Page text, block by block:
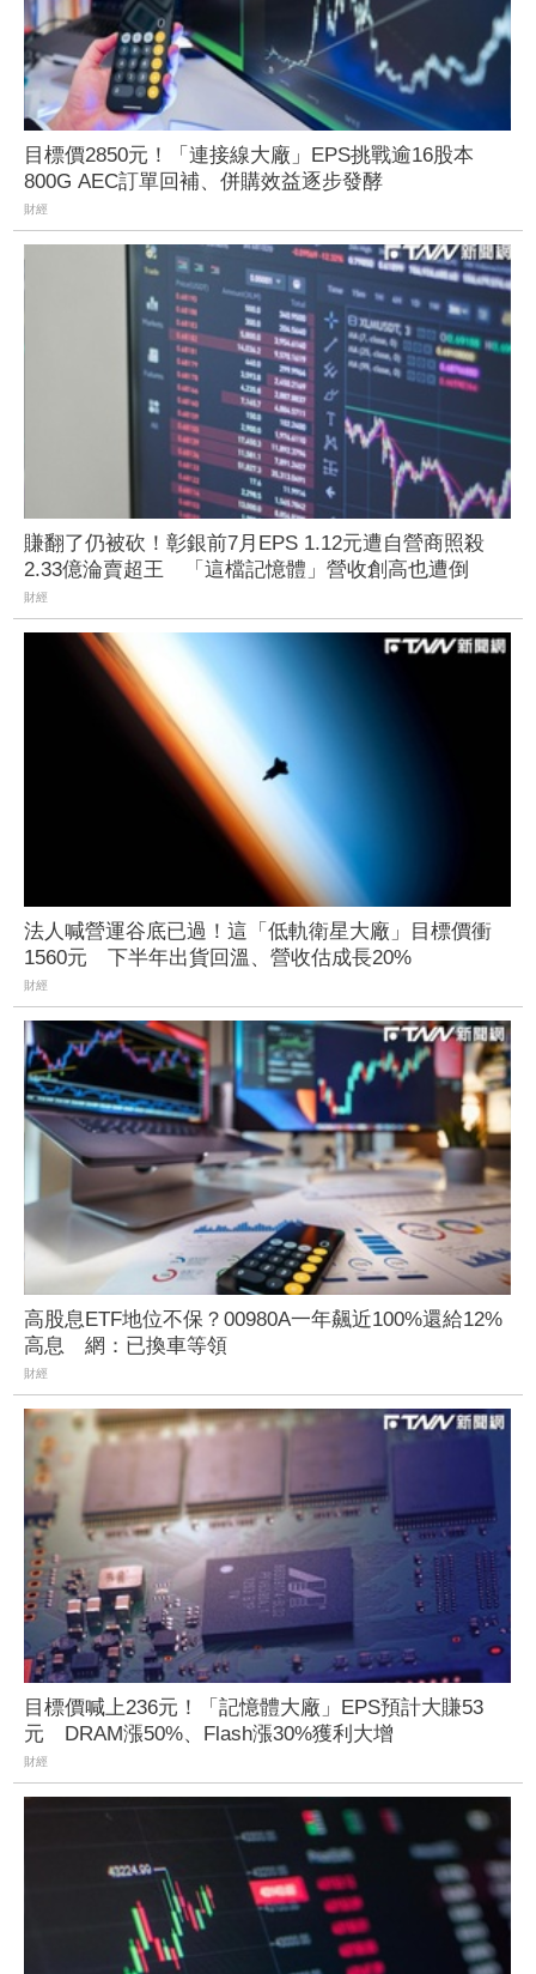
目標價2850元！「連接線大廠」EPS挑戰逾16股本
800G AEC訂單回補、併購效益逐步發酵
財經
賺翻了仍被砍！彰銀前7月EPS 1.12元遭自營商照殺
2.33億淪賣超王 「這檔記憶體」營收創高也遭倒
財經
法人喊營運谷底已過！這「低軌衛星大廠」目標價衝
1560元 下半年出貨回溫、營收估成長20%
財經
高股息ETF地位不保？00980A一年飆近100%還給12%
高息 網：已換車等領
財經
目標價喊上236元！「記憶體大廠」EPS預計大賺53
元 DRAM漲50%、Flash漲30%獲利大增
財經